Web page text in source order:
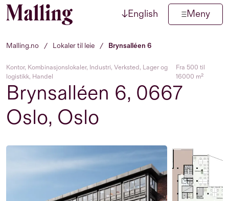
Hopp til innhold ↓English Meny
Malling.no / Lokaler til leie / Brynsalléen 6
Kontor, Kombinasjonslokaler, Industri, Verksted, Lager og
logistikk, Handel
Fra 500 til
16000 m²
Brynsalléen 6, 0667
Oslo, Oslo